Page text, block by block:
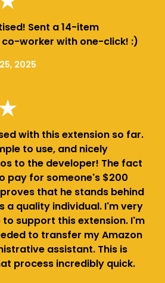
Sent a 14-item
worker with one-click! :)
2025
with this extension so far.
to use, and nicely
to the developer! The fact
pay for someone's $200
that he stands behind
a quality individual. I'm very
support this extension. I'm
to transfer my Amazon
assistant. This is
process incredibly quick.